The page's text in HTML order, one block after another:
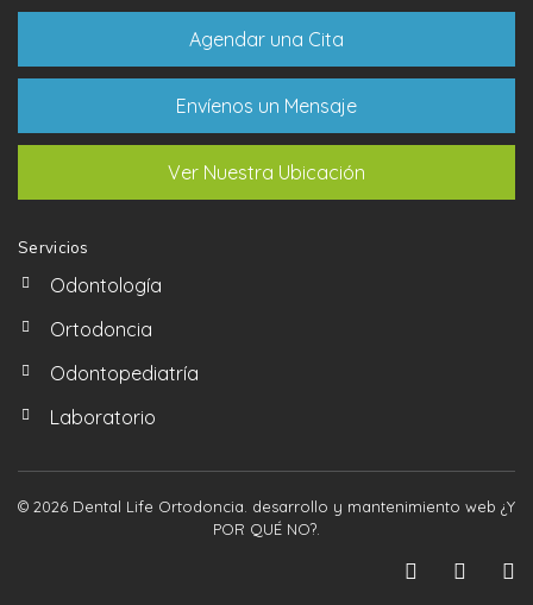
Agendar una Cita
Envíenos un Mensaje
Ver Nuestra Ubicación
Servicios
Odontología
Ortodoncia
Odontopediatría
Laboratorio
© 2026 Dental Life Ortodoncia. desarrollo y mantenimiento web ¿Y
POR QUÉ NO?.